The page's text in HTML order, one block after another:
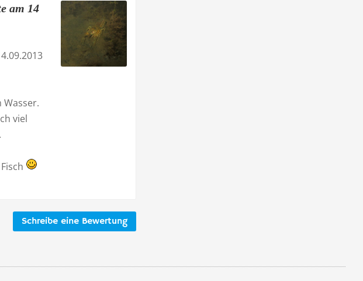
am 14
viel
Schreibe eine Bewertung